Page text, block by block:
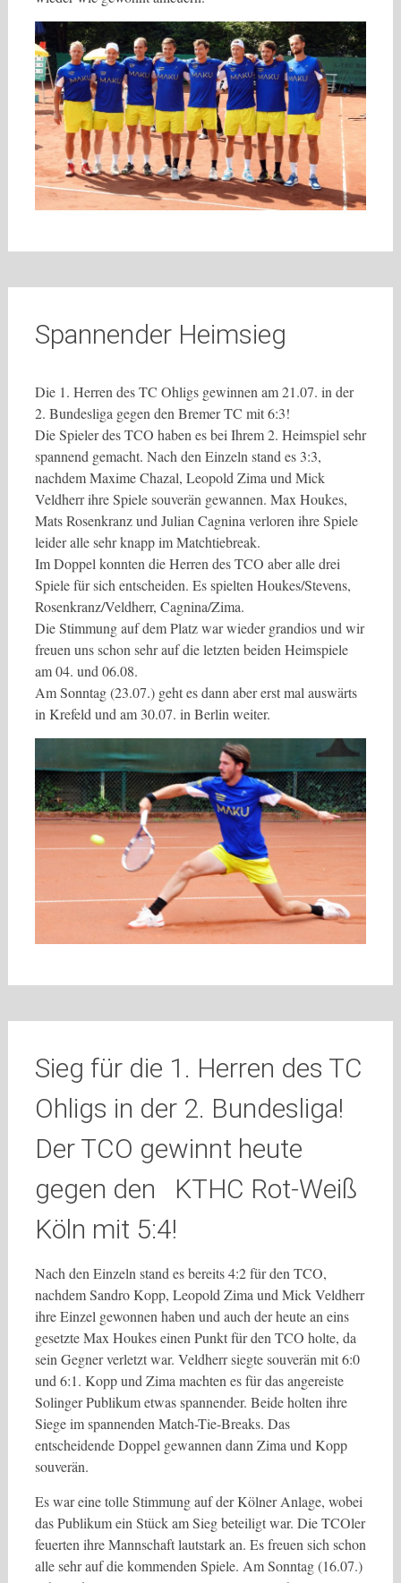
Spannender Heimsieg
Die 1. Herren des TC Ohligs gewinnen am 21.07. in der
2. Bundesliga gegen den Bremer TC mit 6:3!
Die Spieler des TCO haben es bei Ihrem 2. Heimspiel sehr
spannend gemacht. Nach den Einzeln stand es 3:3,
nachdem Maxime Chazal, Leopold Zima und Mick
Veldherr ihre Spiele souverän gewannen. Max Houkes,
Mats Rosenkranz und Julian Cagnina verloren ihre Spiele
leider alle sehr knapp im Matchtiebreak.
Im Doppel konnten die Herren des TCO aber alle drei
Spiele für sich entscheiden. Es spielten Houkes/Stevens,
Rosenkranz/Veldherr, Cagnina/Zima.
Die Stimmung auf dem Platz war wieder grandios und wir
freuen uns schon sehr auf die letzten beiden Heimspiele
am 04. und 06.08.
Am Sonntag (23.07.) geht es dann aber erst mal auswärts
in Krefeld und am 30.07. in Berlin weiter.
Sieg für die 1. Herren des TC
Ohligs in der 2. Bundesliga!
Der TCO gewinnt heute
gegen den KTHC Rot-Weiß
Köln mit 5:4!
Nach den Einzeln stand es bereits 4:2 für den TCO,
nachdem Sandro Kopp, Leopold Zima und Mick Veldherr
ihre Einzel gewonnen haben und auch der heute an eins
gesetzte Max Houkes einen Punkt für den TCO holte, da
sein Gegner verletzt war. Veldherr siegte souverän mit 6:0
und 6:1. Kopp und Zima machten es für das angereiste
Solinger Publikum etwas spannender. Beide holten ihre
Siege im spannenden Match-Tie-Breaks. Das
entscheidende Doppel gewannen dann Zima und Kopp
souverän.
Es war eine tolle Stimmung auf der Kölner Anlage, wobei
das Publikum ein Stück am Sieg beteiligt war. Die TCOler
feuerten ihre Mannschaft lautstark an. Es freuen sich schon
alle sehr auf die kommenden Spiele. Am Sonntag (16.07.)